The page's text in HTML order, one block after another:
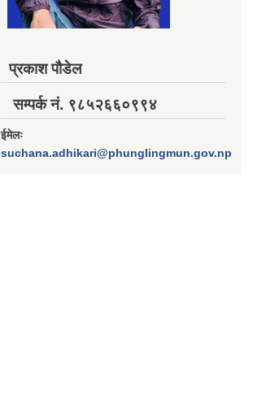
प्रकाश पौडेल
सम्पर्क नं. ९८५२६६०९९४
ईमेलः
suchana.adhikari@phunglingmun.gov.np